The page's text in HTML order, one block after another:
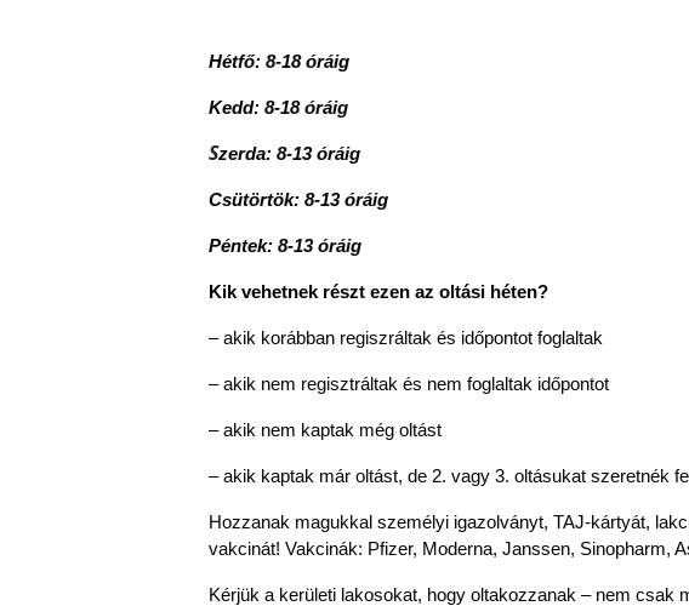
Hétfő: 8-18 óráig
Kedd: 8-18 óráig
Szerda: 8-13 óráig
Csütörtök: 8-13 óráig
Péntek: 8-13 óráig
Kik vehetnek részt ezen az oltási héten?
– akik korábban regiszráltak és időpontot foglaltak
– akik nem regisztráltak és nem foglaltak időpontot
– akik nem kaptak még oltást
– akik kaptak már oltást, de 2. vagy 3. oltásukat szeretnék
Hozzanak magukkal személyi igazolványt, TAJ-kártyát,
vakcinát! Vakcinák: Pfizer, Moderna, Janssen, Sinopharm,
Kérjük a kerületi lakosokat, hogy oltakozzanak – nem csak